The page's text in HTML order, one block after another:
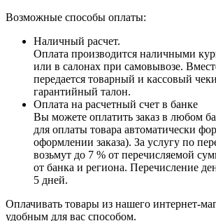
Возможные способы оплаты:
Наличный расчет.
Оплата производится наличными
или в салонах при самовывозе.
передается товарный и кассовый
гарантийный талон.
Оплата на расчетный счет в банке
Вы можете оплатить заказ в любом
для оплаты товара автоматически
оформлении заказа). За услугу по
возьмут до 7 % от перечисляемой
от банка и региона. Перечисление
5 дней.
Оплачивать товары из нашего интернет-
удобным для вас способом.